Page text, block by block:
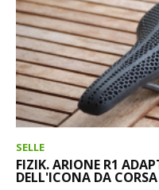
SELLE
FIZIK. ARIONE R1
DELL'ICONA DA CORSA